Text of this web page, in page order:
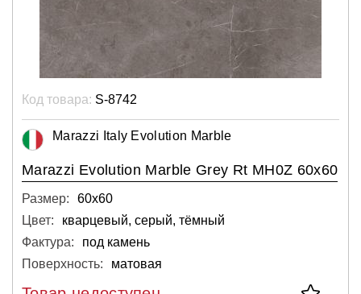
Код товара: S-8742
Marazzi Italy Evolution Marble
Marazzi Evolution Marble Grey Rt MH0Z 60x60
Размер:
60х60
Цвет:
кварцевый, серый, тёмный
Фактура:
под камень
Поверхность:
матовая